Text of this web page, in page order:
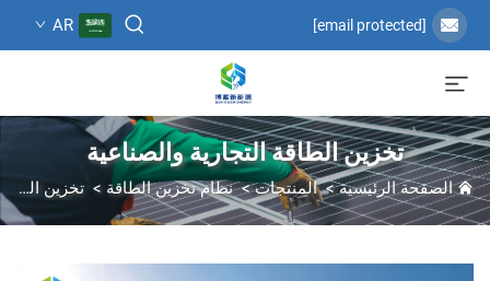
[email protected]
AR
تخزين الطاقة التجارية والصناعية
الصفحة الرئيسية>المنتجات>نظام تخزين الطاقة > تخزين الطاقة التجارية والصناعية